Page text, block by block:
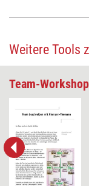
Weitere Tools